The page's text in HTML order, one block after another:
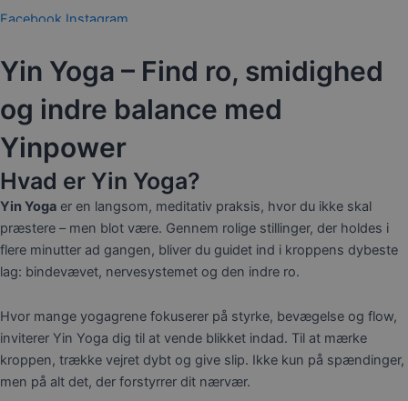
Facebook Instagram
Yin Yoga – Find ro, smidighed
og indre balance med
Yinpower
Hvad er Yin Yoga?
Yin Yoga er en langsom, meditativ praksis, hvor du ikke skal
præstere – men blot være. Gennem rolige stillinger, der holdes i
flere minutter ad gangen, bliver du guidet ind i kroppens dybeste
lag: bindevævet, nervesystemet og den indre ro.
Hvor mange yogagrene fokuserer på styrke, bevægelse og flow,
inviterer Yin Yoga dig til at vende blikket indad. Til at mærke
kroppen, trække vejret dybt og give slip. Ikke kun på spændinger,
men på alt det, der forstyrrer dit nærvær.